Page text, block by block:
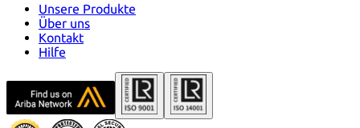
Unsere Produkte
Über uns
Kontakt
Hilfe